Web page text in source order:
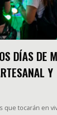
DÍAS DE
Y
que tocarán en